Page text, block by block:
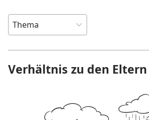
Verhältnis zu den Eltern